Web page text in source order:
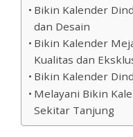
Bikin Kalender
dan Desain
Bikin Kalender
Kualitas dan
Bikin Kalender
Melayani Bikin
Sekitar Tanjung